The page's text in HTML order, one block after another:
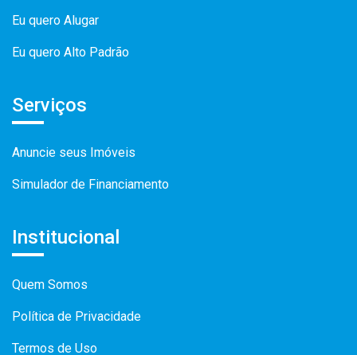
Eu quero Alugar
Eu quero Alto Padrão
Serviços
Anuncie seus Imóveis
Simulador de Financiamento
Institucional
Quem Somos
Política de Privacidade
Termos de Uso